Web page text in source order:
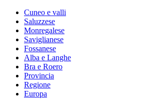
Cuneo e valli
Saluzzese
Monregalese
Saviglianese
Fossanese
Alba e Langhe
Bra e Roero
Provincia
Regione
Europa